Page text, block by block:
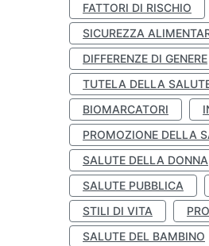
FATTORI DI RISCHIO
SICUREZZA
DIFFERENZE DI GENERE
TUTELA DELLA
BIOMARCATORI
PROMOZIONE DELLA
SALUTE DELLA DONNA
SALUTE PUBBLICA
STILI DI VITA
SALUTE DEL BAMBINO